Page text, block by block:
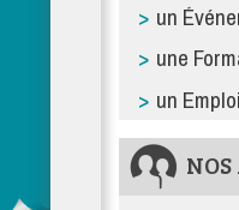
un
une
un